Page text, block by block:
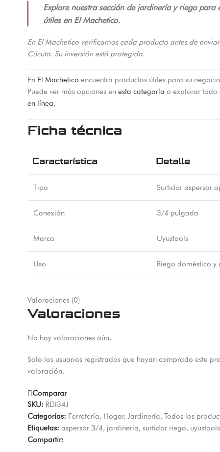
Explore nuestra sección de jardinería y riego para
útiles en El Machetico.
En El Machetico verificamos cada producto antes de
Cúcuta. Su inversión está protegida.
En El Machetico encuentra productos útiles para su
Puede ver más opciones en esta categoría o explorar todo
en línea.
Ficha técnica
Característica Detalle
Tipo Surtidor aspersor
Conexión 3/4 pulgada
Marca Uyustools
Uso Riego doméstico y
Valoraciones (0)
Valoraciones
No hay valoraciones aún.
Solo los usuarios registrados que hayan comprado este
valoración.
Comparar
SKU: RDI34J
Categorías: Ferretería, Hogar, Jardinería, Todos los
Etiquetas: aspersor 3/4, jardineria, surtidor riego, uyustools
Compartir: